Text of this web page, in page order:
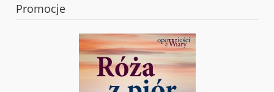
Promocje